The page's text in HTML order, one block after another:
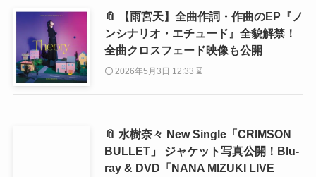
📎 【雨宮天】全曲作詞・作曲のEP『ノ
ンシナリオ・エチュード』全貌解禁！
全曲クロスフェード映像も公開
2026年5月3日 12:33 ⌛
📎 水樹奈々 New Single「CRIMSON
BULLET」 ジャケット写真公開！Blu-
ray & DVD「NANA MIZUKI LIVE